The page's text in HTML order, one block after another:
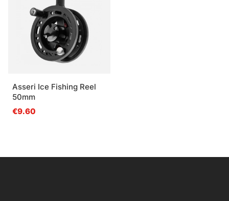
Asseri Ice Fishing Reel
50mm
€9.60